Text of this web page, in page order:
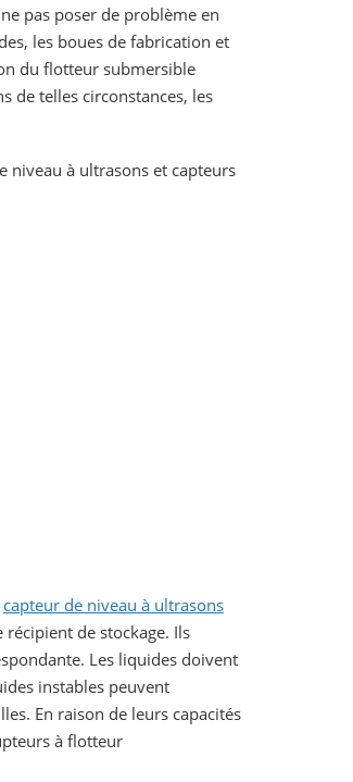
pas poser de problème en
les boues de fabrication et
du flotteur submersible
de telles circonstances, les
niveau à ultrasons et capteurs
capteur de niveau à ultrasons
de stockage. Ils
Les liquides doivent
instables peuvent
En raison de leurs capacités
à flotteur